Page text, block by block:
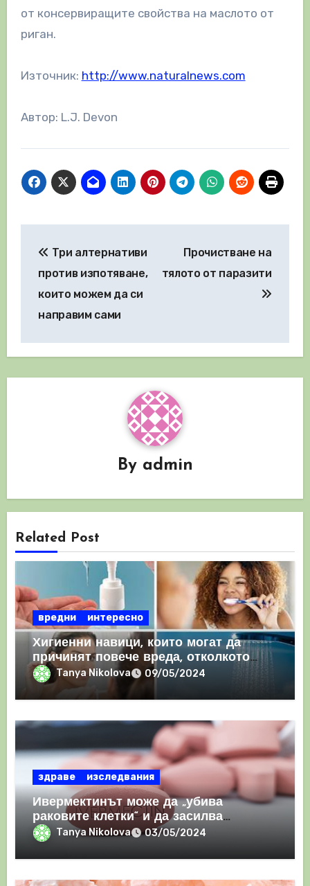
от консервиращите свойства на маслото от
риган.
Източник: http://www.naturalnews.com
Автор: L.J. Devon
Три алтернативи
против изпотяване,
които можем да си
направим сами
Прочистване на
тялото от паразити
By admin
Related Post
вредни интересно
Хигиенни навици, които могат да
причинят повече вреда, отколкото
ползаTanya Nikolova 09/05/2024
здраве изследвания
Ивермектинът може да „убива
раковите клетки“ и да засилва
имунния отговор
Tanya Nikolova 03/05/2024